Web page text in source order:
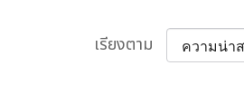
เรียงตาม